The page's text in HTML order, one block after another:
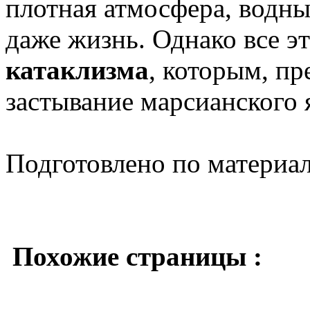
плотная атмосфера,
даже жизнь. Однако все
катаклизма, которым,
застывание марсианского
Подготовлено по
Похожие страницы :